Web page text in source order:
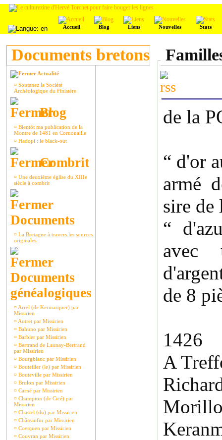
Accueil Blog Liens Nouvelles Stats
Documents bretons
Actualité
¤ Soutenez la Société
Archéologique du Finistère
Blog
¤ Bientôt ma publication de la
Montre de 1481 en Cornouaille
¤ Hadopi : le black-out
Combrit
¤ Une deuxième église du XIIIe
siècle à combrit
Documents
¤ La Bretagne à travers les sources
originales.
Documents
généalogiques
¤ Arrel (de Kermarquer) par
Missirien
¤ Autret par Missirien
¤ Bahuno par Missirien
¤ Barbier par Missirien
¤ Bertrand de Launay-Bertrand
par Missirien
¤ Bourgblanc par Missirien
¤ Bouteiller (le) par Missirien
¤ Bouteville par Missirien
¤ Brulon par Missirien
¤ Carné par Missirien
¤ Champion (de Cicé) par
Missirien
¤ Chastel (du) par Missirien
¤ Châteaufur par Missirien
¤ Coetquen par Missirien
¤ Couvran par Missirien
de la
“ d'or
armé
sire de
“
avec
de 8
1426
A